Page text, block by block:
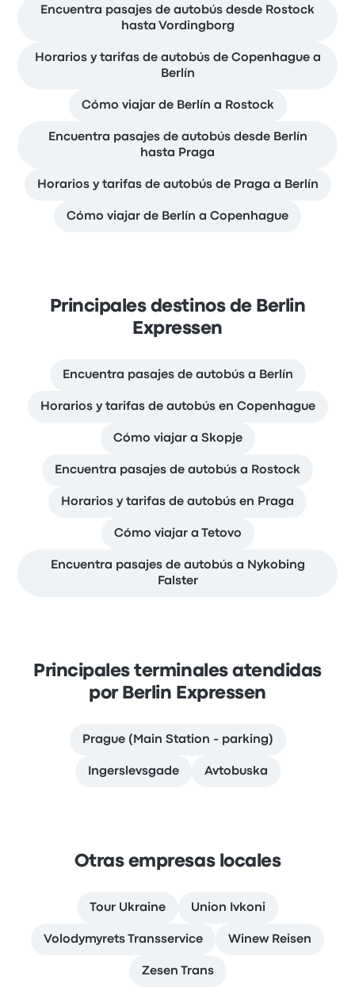
Encuentra pasajes de autobús desde Rostock
hasta Vordingborg
Horarios y tarifas de autobús de Copenhague a
Berlín
Cómo viajar de Berlín a Rostock
Encuentra pasajes de autobús desde Berlín
hasta Praga
Horarios y tarifas de autobús de Praga a Berlín
Cómo viajar de Berlín a Copenhague
Principales destinos de Berlin
Expressen
Encuentra pasajes de autobús a Berlín
Horarios y tarifas de autobús en Copenhague
Cómo viajar a Skopje
Encuentra pasajes de autobús a Rostock
Horarios y tarifas de autobús en Praga
Cómo viajar a Tetovo
Encuentra pasajes de autobús a Nykobing
Falster
Principales terminales atendidas
por Berlin Expressen
Prague (Main Station - parking)
Ingerslevsgade Avtobuska
Otras empresas locales
Tour Ukraine Union Ivkoni
Volodymyrets Transservice Winew Reisen
Zesen Trans